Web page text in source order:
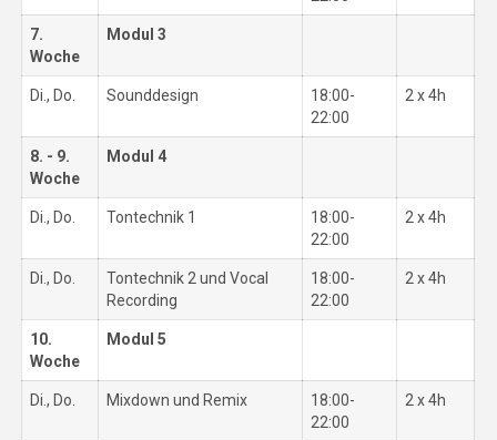
7.
Woche
Modul 3
Di., Do. Sounddesign
18:00-
22:00
2 x 4h
8. - 9.
Woche
Modul 4
Di., Do. Tontechnik 1
18:00-
22:00
2 x 4h
Di., Do.
Tontechnik 2 und Vocal
Recording
18:00-
22:00
2 x 4h
10.
Woche
Modul 5
Di., Do. Mixdown und Remix
18:00-
22:00
2 x 4h